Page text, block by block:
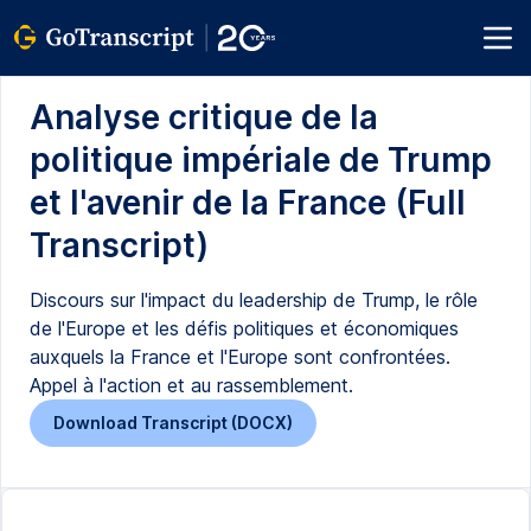
Analyse critique de la
politique impériale de Trump
et l'avenir de la France (Full
Transcript)
Discours sur l'impact du leadership de Trump, le rôle
de l'Europe et les défis politiques et économiques
auxquels la France et l'Europe sont confrontées.
Appel à l'action et au rassemblement.
Download Transcript (DOCX)